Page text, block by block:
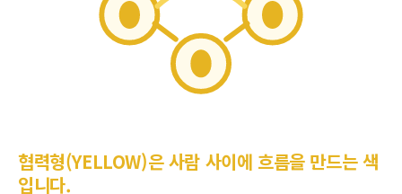
협력형(YELLOW)은 사람 사이에 흐름을 만드는 색
입니다.